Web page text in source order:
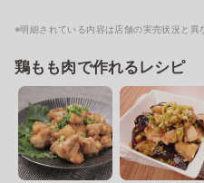
※明細されている内容は店舗の実売状況と異
鶏もも肉で作れるレシピ